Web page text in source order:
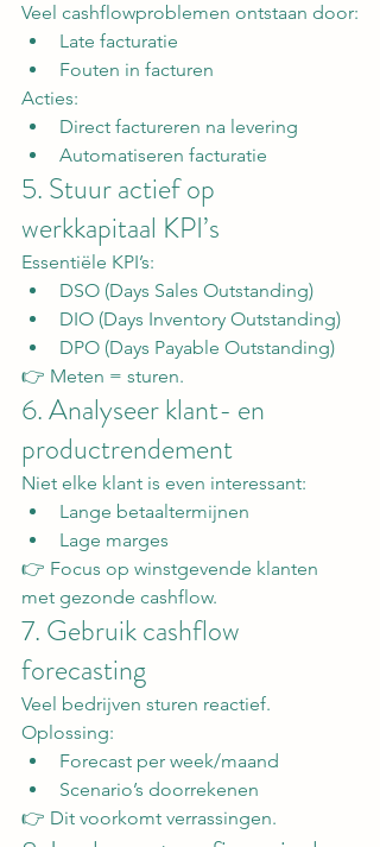
Veel cashflowproblemen ontstaan door:
Late facturatie
Fouten in facturen
Acties:
Direct factureren na levering
Automatiseren facturatie
5. Stuur actief op
werkkapitaal KPI’s
Essentiële KPI’s:
DSO (Days Sales Outstanding)
DIO (Days Inventory Outstanding)
DPO (Days Payable Outstanding)
👉 Meten = sturen.
6. Analyseer klant- en
productrendement
Niet elke klant is even interessant:
Lange betaaltermijnen
Lage marges
👉 Focus op winstgevende klanten
met gezonde cashflow.
7. Gebruik cashflow
forecasting
Veel bedrijven sturen reactief.
Oplossing:
Forecast per week/maand
Scenario’s doorrekenen
👉 Dit voorkomt verrassingen.